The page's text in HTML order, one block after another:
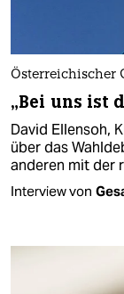
Österreichischer
„Bei uns ist
David Ellensoh,
über das
anderen mit der
Interview von